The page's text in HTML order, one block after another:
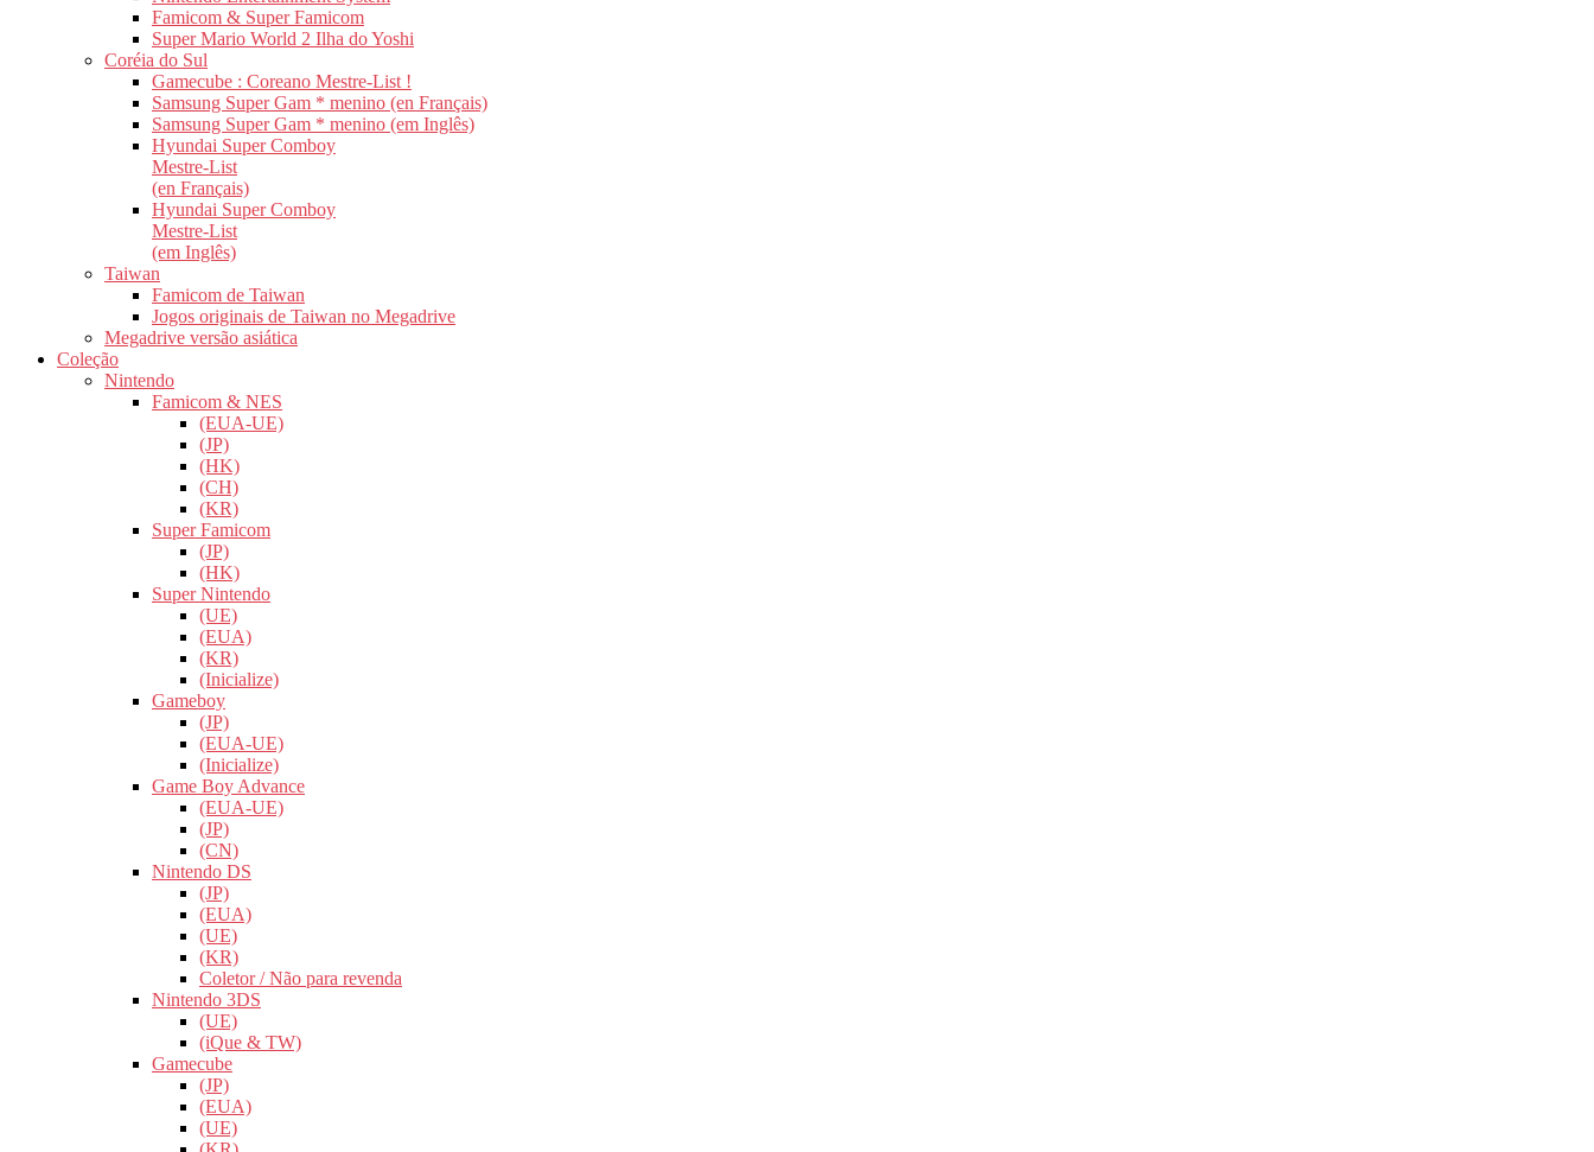
Famicom & Super Famicom
Super Mario World 2 Ilha do Yoshi
Coréia do Sul
Gamecube : Coreano Mestre-List !
Samsung Super Gam * menino (en Français)
Samsung Super Gam * menino (em Inglês)
Hyundai Super Comboy
Mestre-List
(en Français)
Hyundai Super Comboy
Mestre-List
(em Inglês)
Taiwan
Famicom de Taiwan
Jogos originais de Taiwan no Megadrive
Megadrive versão asiática
Coleção
Nintendo
Famicom & NES
(EUA-UE)
(JP)
(HK)
(CH)
(KR)
Super Famicom
(JP)
(HK)
Super Nintendo
(UE)
(EUA)
(KR)
(Inicialize)
Gameboy
(JP)
(EUA-UE)
(Inicialize)
Game Boy Advance
(EUA-UE)
(JP)
(CN)
Nintendo DS
(JP)
(EUA)
(UE)
(KR)
Coletor / Não para revenda
Nintendo 3DS
(UE)
(iQue & TW)
Gamecube
(JP)
(EUA)
(UE)